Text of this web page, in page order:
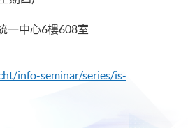
一中心6樓608室
info-seminar/series/is-